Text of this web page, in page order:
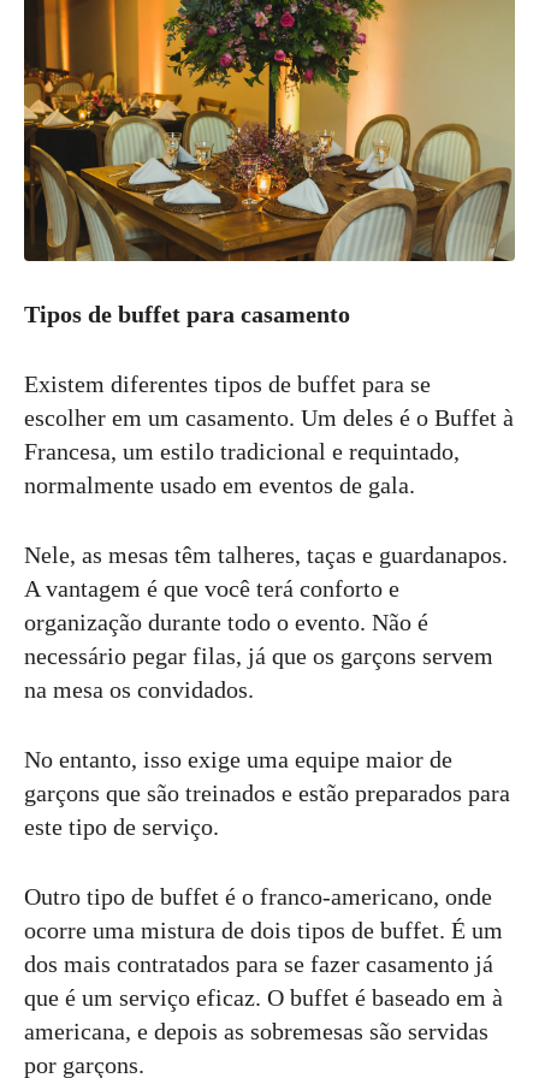
Tipos de buffet para casamento
Existem diferentes tipos de buffet para se
escolher em um casamento. Um deles é o Buffet à
Francesa, um estilo tradicional e requintado,
normalmente usado em eventos de gala.
Nele, as mesas têm talheres, taças e guardanapos.
A vantagem é que você terá conforto e
organização durante todo o evento. Não é
necessário pegar filas, já que os garçons servem
na mesa os convidados.
No entanto, isso exige uma equipe maior de
garçons que são treinados e estão preparados para
este tipo de serviço.
Outro tipo de buffet é o franco-americano, onde
ocorre uma mistura de dois tipos de buffet. É um
dos mais contratados para se fazer casamento já
que é um serviço eficaz. O buffet é baseado em à
americana, e depois as sobremesas são servidas
por garçons.